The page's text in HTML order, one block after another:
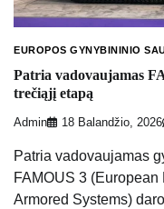
EUROPOS GYNYBININIO
Patria vadovaujamas
trečiąjį etapą
Admin 18 Balandžio, 2026
Patria vadovaujamas
FAMOUS 3
Armored Systems)